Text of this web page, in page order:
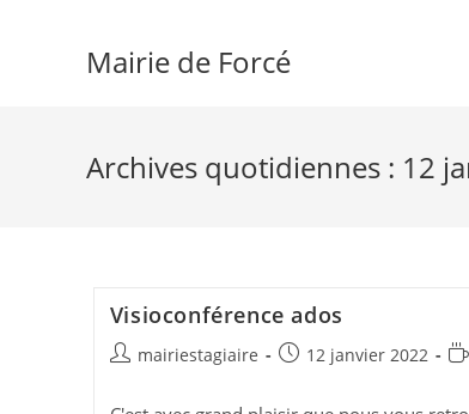
Mairie de Forcé
Archives quotidiennes : 12
Visioconférence ados
Auteur/autrice
la
mairiestagiaire
Publication
12 janvier 2022